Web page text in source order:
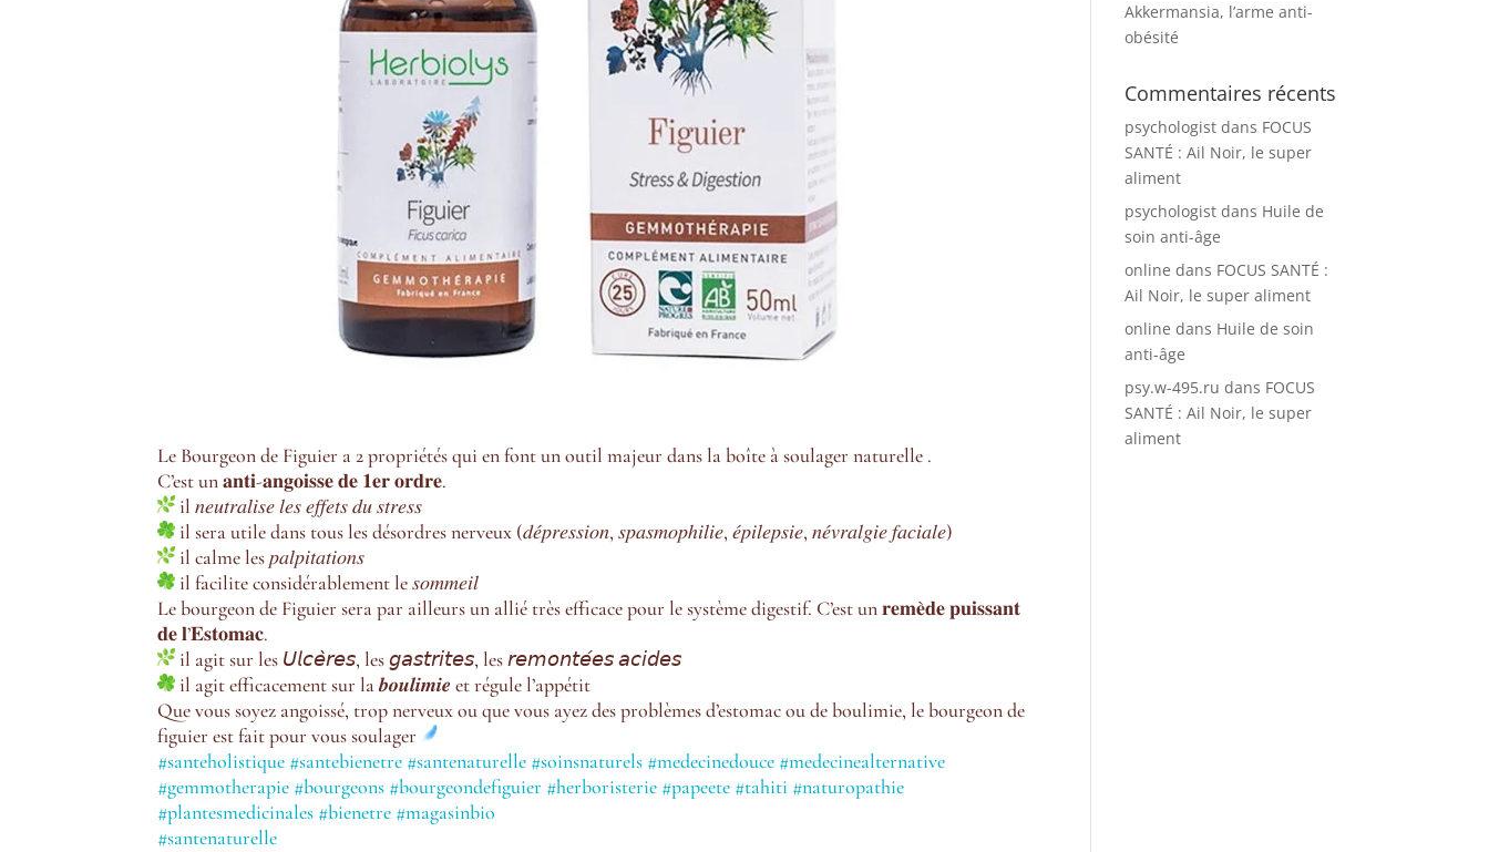
Le Bourgeon de Figuier a 2 propriétés quien font un outil majeur dans la boîte à soulager naturelle .
C’est un 𝐚𝐧𝐭𝐢-𝐚𝐧𝐠𝐨𝐢𝐬𝐬𝐞 𝐝𝐞 𝟏𝐞𝐫 𝐨𝐫𝐝𝐫𝐞.
il 𝑛𝑒𝑢𝑡𝑟𝑎𝑙𝑖𝑠𝑒 𝑙𝑒𝑠 𝑒𝑓𝑓𝑒𝑡𝑠 𝑑𝑢 𝑠𝑡𝑟𝑒𝑠𝑠
il sera utile dans tous les désordres nerveux (𝑑𝑒́𝑝𝑟𝑒𝑠𝑠𝑖𝑜𝑛, 𝑠𝑝𝑎𝑠𝑚𝑜𝑝ℎ𝑖𝑙𝑖𝑒, 𝑒́𝑝𝑖𝑙𝑒𝑝𝑠𝑖𝑒, 𝑛𝑒́𝑣𝑟𝑎𝑙𝑔𝑖𝑒 𝑓𝑎𝑐𝑖𝑎𝑙𝑒)
il calme les 𝑝𝑎𝑙𝑝𝑖𝑡𝑎𝑡𝑖𝑜𝑛𝑠
il facilite considérablement le 𝑠𝑜𝑚𝑚𝑒𝑖𝑙
Le bourgeon de Figuier sera par ailleurs un allié très efficace pour le système digestif. C’est un 𝐫𝐞𝐦𝐞̀𝐝𝐞 𝐩𝐮𝐢𝐬𝐬𝐚𝐧𝐭
𝐝𝐞 𝐥’𝐄𝐬𝐭𝐨𝐦𝐚𝐜.
il agit sur les 𝘜𝘭𝘤𝘦̀𝘳𝘦𝘴, les 𝘨𝘢𝘴𝘵𝘳𝘪𝘵𝘦𝘴, les 𝘳𝘦𝘮𝘰𝘯𝘵𝘦́𝘦𝘴 𝘢𝘤𝘪𝘥𝘦𝘴
il agit efficacement sur la 𝒃𝒐𝒖𝒍𝒊𝒎𝒊𝒆 et régule l’appétit
Que vous soyez angoissé, trop nerveux ou que vous ayez des problèmes d’estomac ou de boulimie, le bourgeon de
figuier est fait pour vous soulager
#santeholistique #santebienetre #santenaturelle #soinsnaturels #medecinedouce #medecinealternative
#gemmotherapie #bourgeons #bourgeondefiguier #herboristerie #papeete #tahiti #naturopathie
#plantesmedicinales #bienetre #magasinbio
#santenaturelle
Akkermansia, l’arme anti-
obésité
Commentaires récents
psychologist dans FOCUS
SANTÉ : Ail Noir, le super
aliment
psychologist dans Huile de
soin anti-âge
online dans FOCUS SANTÉ :
Ail Noir, le super aliment
online dans Huile de soin
anti-âge
psy.w-495.ru dans FOCUS
SANTÉ : Ail Noir, le super
aliment